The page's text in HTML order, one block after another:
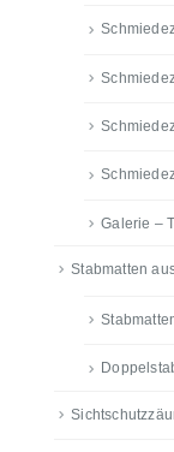
Galerie –
Stabmatten